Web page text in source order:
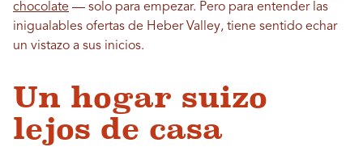
chocolate — solo para empezar. Pero para entender las
inigualables ofertas de Heber Valley, tiene sentido echar
un vistazo a sus inicios.
Un hogar suizo
lejos de casa